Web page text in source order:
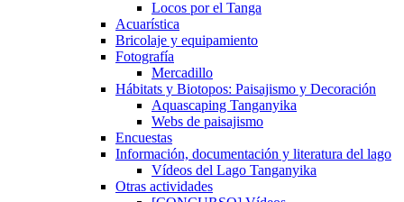
Locos por el Tanga
Acuarística
Bricolaje y equipamiento
Fotografía
Mercadillo
Hábitats y Biotopos: Paisajismo y Decoración
Aquascaping Tanganyika
Webs de paisajismo
Encuestas
Información, documentación y literatura del lago
Vídeos del Lago Tanganyika
Otras actividades